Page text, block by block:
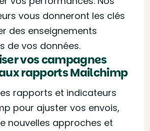
vous donneront les clés
des enseignements
de vos données.
vos campagnes
rapports Mailchimp
rapports et indicateurs
pour ajuster vos envois,
nouvelles approches et